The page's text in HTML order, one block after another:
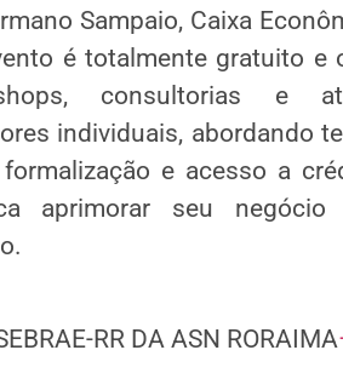
Sampaio, Caixa
é totalmente gratuito e
consultorias e
individuais, abordando
e acesso a
aprimorar seu
RR DA ASN RORAIMA